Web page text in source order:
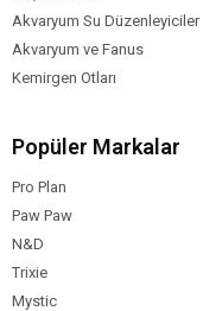
A Vitamini 1200 IU/kg
D3 Vitamini 150 IU/kg
B2 Vitamini 3 mg/kg
B12 Vitamini 2,5 mg/kg
K3 Vitamini 0,2 mg/kg
Akvaryum Su Düzenleyiciler
Akvaryum ve Fanus
Kemirgen Otları
Popüler Markalar
Pro Plan
Paw Paw
N&D
Trixie
Mystic